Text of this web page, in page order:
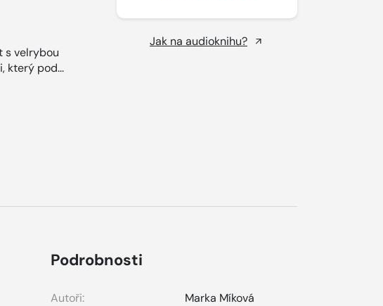
s velrybou
který pod...
Jak na audioknihu?
Podrobnosti
Autoři:
Marka Míková